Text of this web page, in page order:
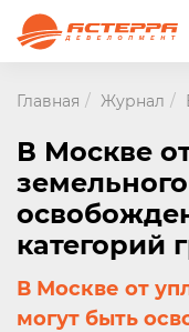
Главная Журнал
В Москве
категорий
В Москве от
могут быть